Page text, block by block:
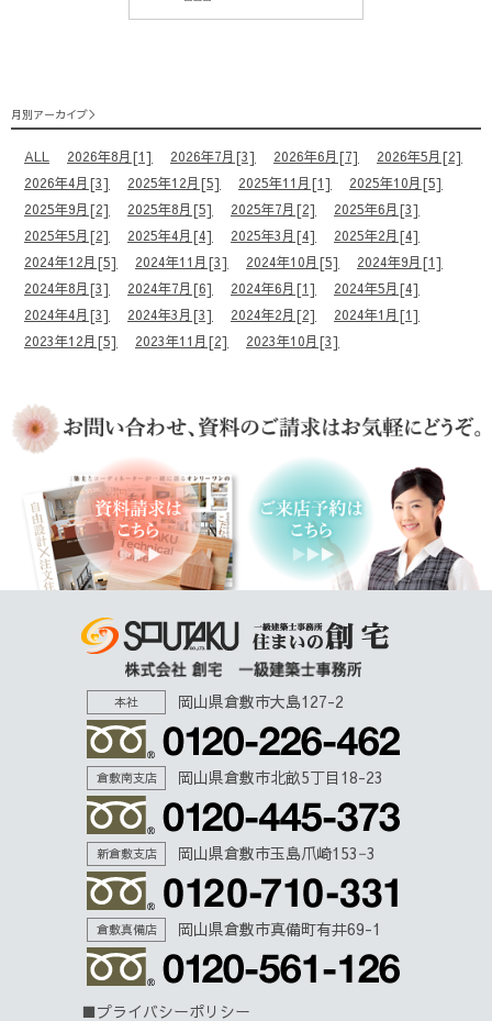
月別アーカイブ
ALL 2026年8月[1] 2026年7月[3] 2026年6月[7]
2026年5月[2]
2026年4月[3]
2025年12月[5] 2025年11月[1]
2025年10月[5]
2025年9月[2]
2025年8月[5] 2025年7月[2]
2025年6月[3]
2025年5月[2]
2025年4月[4] 2025年3月[4]
2025年2月[4]
2024年12月[5]
2024年11月[3] 2024年10月[5]
2024年9月[1]
2024年8月[3]
2024年7月[6] 2024年6月[1]
2024年5月[4]
2024年4月[3]
2024年3月[3] 2024年2月[2]
2024年1月[1]
2023年12月[5]
2023年11月[2] 2023年10月[3]
本社 岡山県倉敷市大島127-2
倉敷南支店 岡山県倉敷市北畝5丁目18-23
新倉敷支店 岡山県倉敷市玉島爪崎153−3
倉敷真備店 岡山県倉敷市真備町有井69-1
プライバシーポリシー